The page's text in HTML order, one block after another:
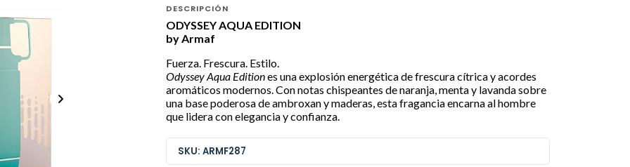
DESCRIPCIÓN
ODYSSEY AQUA EDITION
by Armaf
Fuerza. Frescura. Estilo.
Odyssey Aqua Editiones una explosión energética de frescura cítrica y acordes
aromáticos modernos. Con notas chispeantes de naranja, menta y lavanda sobre
una base poderosa de ambroxan y maderas, esta fragancia encarna al hombre
que lidera con elegancia y confianza.
SKU: ARMF287